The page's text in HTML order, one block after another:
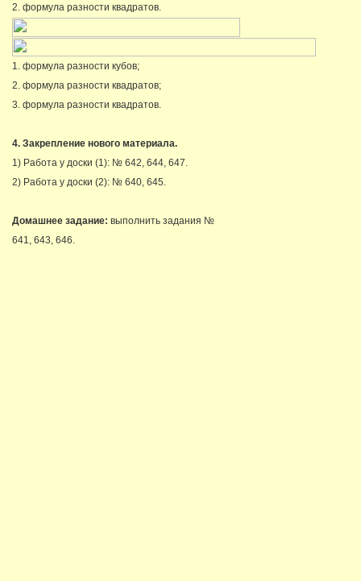
2. формула разности квадратов.
1. формула разности кубов;
2. формула разности квадратов;
3. формула разности квадратов.
4. Закрепление нового материала.
1) Работа у доски (1): № 642, 644, 647.
2) Работа у доски (2): № 640, 645.
Домашнее задание: выполнить задания №
641, 643, 646.